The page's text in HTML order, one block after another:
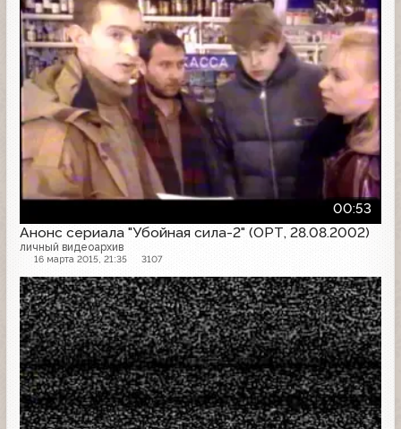
00:53
Анонс сериала "Убойная сила-2" (ОРТ, 28.08.2002)
личный видеоархив
16 марта 2015, 21:35 3107
Анонс